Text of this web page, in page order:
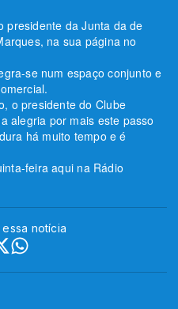
presidente da Junta da de
na sua página no
se num espaço conjunto e
o presidente do Clube
alegria por mais este passo
há muito tempo e é
feira aqui na Rádio
notícia